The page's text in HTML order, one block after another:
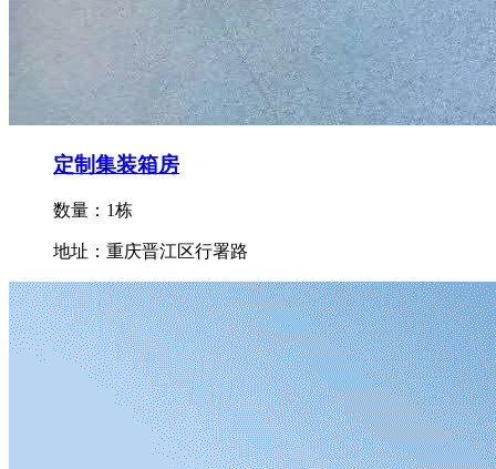
定制集装箱房
数量：1栋
地址：重庆晋江区行署路